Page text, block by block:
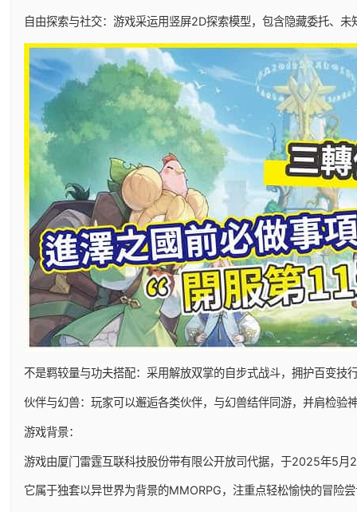
自由探索与社交：游戏采运用竖屏2D探索模型，包含隐藏委托、
不是羁较量与功夫搭配：采用解放双掌的自步式战斗，拥护百变技
伙伴与幻兽：玩家可以邂逅各类伙伴，与幻兽结伴同游，并肩检验
游戏背景：
游戏由厦门雷霆互联科技股份带有限公开放司代据，于2025年5
它属于独套以异世界为背景的MMORPG，注重点轻松愉快的冒险